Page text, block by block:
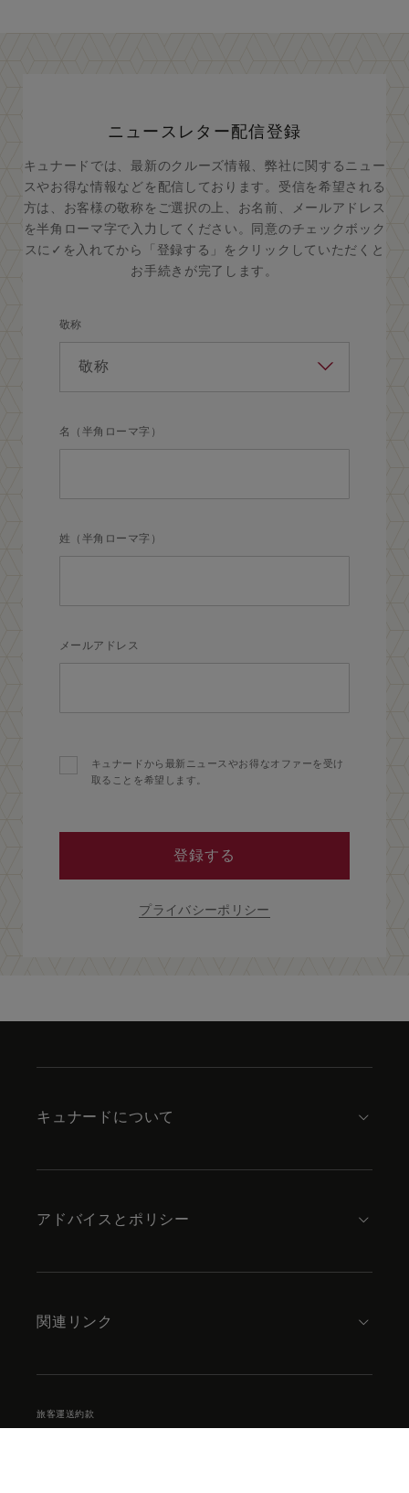
ニュースレター配信登録
キュナードでは、最新のクルーズ情報、弊社に関するニュー
スやお得な情報などを配信しております。受信を希望される
方は、お客様の敬称をご選択の上、お名前、メールアドレス
を半角ローマ字で入力してください。同意のチェックボック
スに✓を入れてから「登録する」をクリックしていただくと
お手続きが完了します。
敬称
名（半角ローマ字）
姓（半角ローマ字）
メールアドレス
キュナードから最新ニュースやお得なオファーを受け
取ることを希望します。
登録する
プライバシーポリシー
キュナードについて
アドバイスとポリシー
関連リンク
旅客運送約款